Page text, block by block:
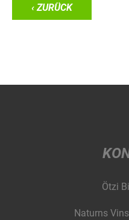
‹ ZURÜCK
Ötzi
Naturns